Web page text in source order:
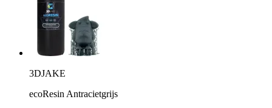
3DJAKE
ecoResin Antracietgrijs